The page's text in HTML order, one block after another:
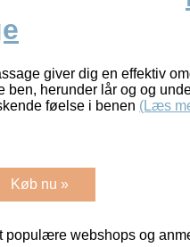
giver dig en effektiv
ben, herunder lår og og
føelse i benen (Læs
Køb nu »
populære webshops og